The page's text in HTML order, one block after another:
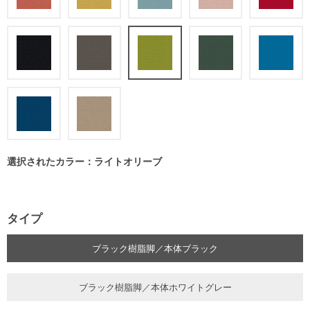
選択されたカラー：ライトオリーブ
タイプ
ブラック樹脂脚／本体ブラック
ブラック樹脂脚／本体ホワイトグレー